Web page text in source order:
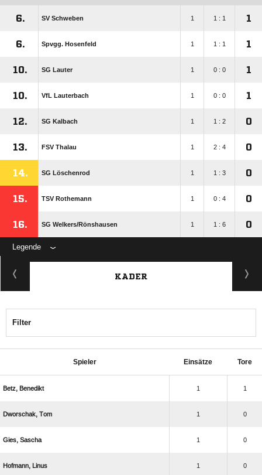
6. SV Schweben 1 1 : 1 1
6. Spvgg. Hosenfeld 1 1 : 1 1
10. SG Lauter 1 0 : 0 1
10. VfL Lauterbach 1 0 : 0 1
12. SG Kalbach 1 1 : 2 0
13. FSV Thalau 1 2 : 4 0
14. SG Löschenrod 1 1 : 3 0
15. TSV Rothemann 1 0 : 4 0
16. SG Welkers/​Rönshausen 1 1 : 6 0
Legende
KADER
Filter
Spieler Einsätze Tore
  1 1
  1 0
  1 0
  1 0